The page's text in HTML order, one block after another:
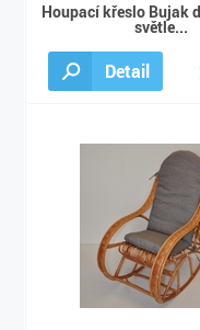
Houpací křeslo Bujak
světle...
Detail